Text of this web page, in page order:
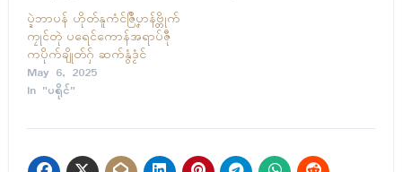
ပ္ဍဲဘာပန် ဟိုတ်နူကံၚ်ဇြဳပၞာန်ဗ္တိုက်
ကၠုၚ်တုဲ ပရေၚ်ကောန်အရာပ်ဇီု
ကပိုက်ချိုတ်ဂှ် ဆက်နွံဒၟံၚ်
May 6, 2025
In "ပရိုၚ်"